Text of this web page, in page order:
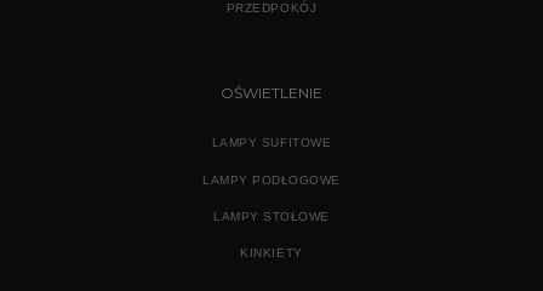
PRZEDPOKÓJ
OŚWIETLENIE
LAMPY SUFITOWE
LAMPY PODŁOGOWE
LAMPY STOŁOWE
KINKIETY